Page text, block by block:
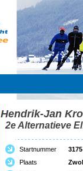
Hendrik-Jan
2e Alternatieve
Startnummer
3175
Plaats